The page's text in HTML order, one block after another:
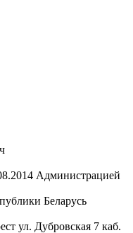
Администрацией
Беларусь
ул. Дубровская 7 каб.